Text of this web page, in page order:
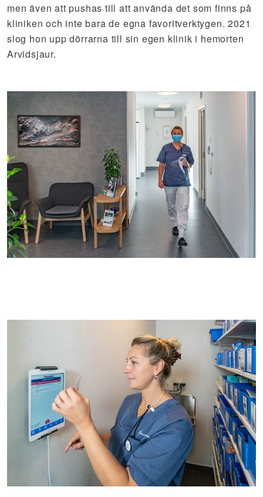
men även att pushas till att använda det som finns på
kliniken och inte bara de egna favoritverktygen. 2021
slog hon upp dörrarna till sin egen klinik i hemorten
Arvidsjaur.